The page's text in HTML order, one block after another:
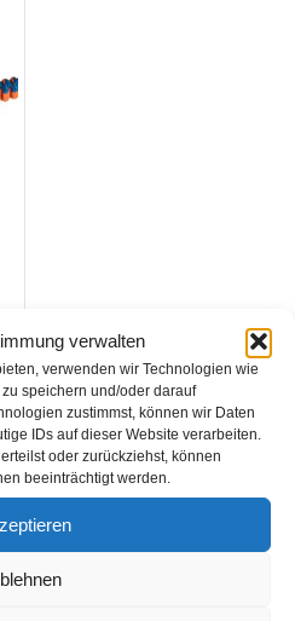
verwalten
verwenden wir Technologien wie
speichern und/oder darauf
zustimmst, können wir Daten
IDs auf dieser Website verarbeiten.
oder zurückziehst, können
beeinträchtigt werden.